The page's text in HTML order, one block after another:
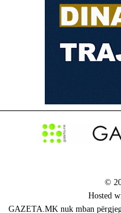
©
Hosted
GAZETA.MK nuk mban